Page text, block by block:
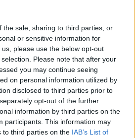
the sale, sharing to third parties, or
or sensitive information for
please use the below opt-out
Please note that after your
you may continue seeing
on personal information utilized by
disclosed to third parties prior to
opt-out of the further
information by third parties on the
participants. This information may
to third parties on the IAB’s List of
Φωτογραφία
του χρόνια
τα
θαμώνα που
ΟΙ ΕΙΔΗΣΕΙΣ
NETWORK